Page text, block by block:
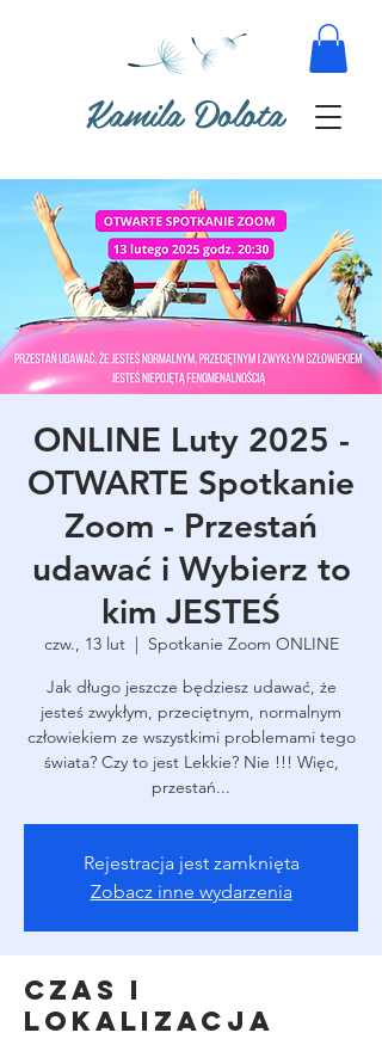
Kamila Dolota
ONLINE Luty 2025 -
OTWARTE Spotkanie
Zoom - Przestań
udawać i Wybierz to
kim JESTEŚ
czw., 13 lut
  |
Spotkanie Zoom ONLINE
Jak długo jeszcze będziesz udawać, że
jesteś zwykłym, przeciętnym, normalnym
człowiekiem ze wszystkimi problemami tego
świata? Czy to jest Lekkie? Nie !!! Więc,
przestań...
Rejestracja jest zamknięta
Zobacz inne wydarzenia
Czas i
lokalizacja